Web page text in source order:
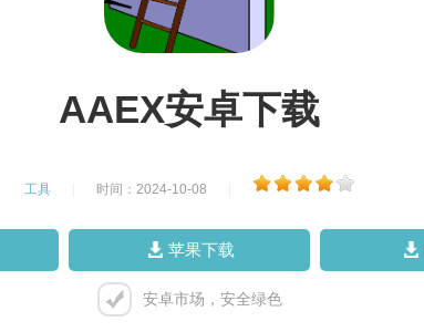
AAEX安卓下载
工具 时间：2024-10-08
苹果下载
安卓市场，安全绿色